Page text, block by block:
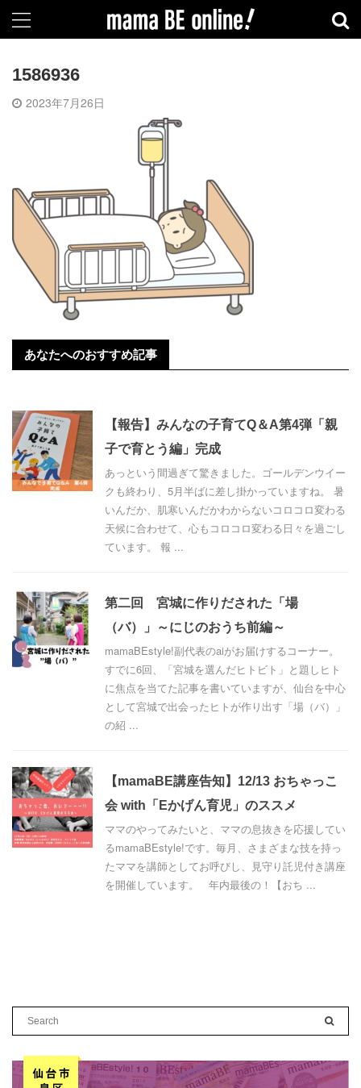
1586936
2023年7月26日
あなたへのおすすめ記事
【報告】みんなの子育てQ＆A第4弾「親
子で育とう編」完成
あっという間過ぎて驚きました。ゴールデンウイー
クも終わり、5月半ばに差し掛かっていますね。 暑
いんだか、肌寒いんだかわからないコロコロ変わる
天候に合わせて、心もコロコロ変わる日々を過ごし
ています。 報 ...
第二回 宮城に作りだされた「場
（バ）」～にじのおうち前編～
mamaBEstyle!副代表のaiがお届けするコーナー。
すでに6回、「宮城を選んだヒトビト」と題しヒト
に焦点を当てた記事を書いていますが、仙台を中心
として宮城で出会ったヒトが作り出す「場（バ）」
の紹 ...
【mamaBE講座告知】12/13 おちゃっこ
会 with「Eかげん育児」のススメ
ママのやってみたいと、ママの息抜きを応援してい
るmamaBEstyle!です。毎月、さまざまな技を持っ
たママを講師としてお呼びし、見守り託児付き講座
を開催しています。 年内最後の！【おち ...